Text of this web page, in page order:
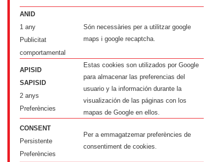
ANID
1 any
Publicitat
comportamental
Són necessàries per a utilitzar google
maps i google recaptcha.
APISID
SAPISID
2 anys
Preferències
Estas cookies son utilizados por Google
para almacenar las preferencias del
usuario y la información durante la
visualización de las páginas con los
mapas de Google en ellos.
CONSENT
Persistente
Preferències
Per a emmagatzemar preferències de
consentiment de cookies.